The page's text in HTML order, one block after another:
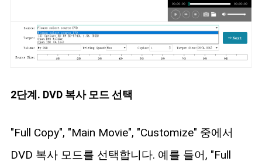
2단계. DVD 복사 모드 선택
"Full Copy", "Main Movie", "Customize" 중에서
DVD 복사 모드를 선택합니다. 예를 들어, "Full